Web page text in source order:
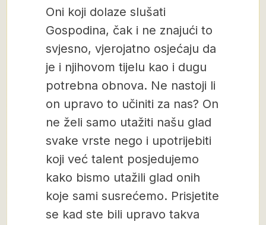
Oni koji dolaze slušati
Gospodina, čak i ne znajući to
svjesno, vjerojatno osjećaju da
je i njihovom tijelu kao i dugu
potrebna obnova. Ne nastoji li
on upravo to učiniti za nas? On
ne želi samo utažiti našu glad
svake vrste nego i upotrijebiti
koji već talent posjedujemo
kako bismo utažili glad onih
koje sami susrećemo. Prisjetite
se kad ste bili upravo takva